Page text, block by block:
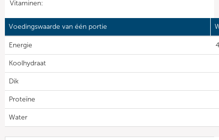
Vitaminen:
Voedingswaarde van één portie
Energie
Koolhydraat
Dik
Proteïne
Water